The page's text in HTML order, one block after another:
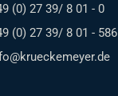
(0) 27 39/ 8 01 - 0
(0) 27 39/ 8 01 - 586